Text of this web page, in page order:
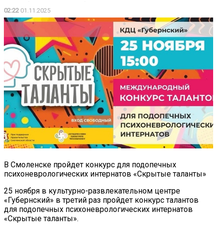
02:22 01.11.2025
В Смоленске пройдет конкурс для подопечных
психоневрологических интернатов «Скрытые таланты»
25 ноября в культурно-развлекательном центре
«Губернский» в третий раз пройдет конкурс талантов
для подопечных психоневрологических интернатов
«Скрытые таланты».